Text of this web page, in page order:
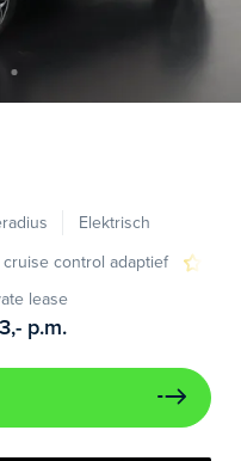
Elektrisch
cruise control adaptief
lease
p.m.